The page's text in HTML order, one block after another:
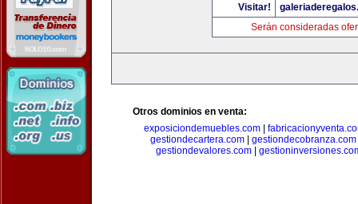
Visitar!
Serán consideradas
Otros dominios en venta:
exposiciondemuebles.com|
gestiondecartera.com| gestiondecobranza.com
gestiondevalores.com|